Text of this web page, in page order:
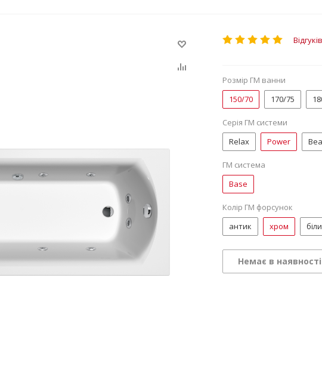
Розмір ГМ ванни
150/70
170/75
Серія ГМ системи
Relax
Power
ГМ система
Base
Колір ГМ форсунок
антик
хром
Немає в наявності